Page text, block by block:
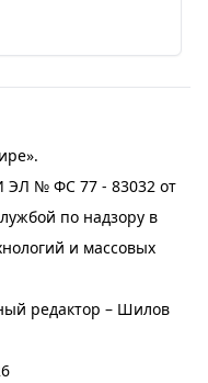
ЭЛ № ФС 77 - 83032 от
по надзору в
и массовых
редактор – Шилов